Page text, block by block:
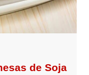
de Soja